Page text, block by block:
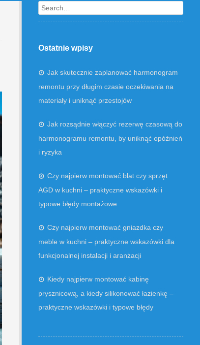
Search
Ostatnie wpisy
Jak skutecznie zaplanować harmonogram
remontu przy długim czasie oczekiwania na
materiały i uniknąć przestojów
Jak rozsądnie włączyć rezerwę czasową do
harmonogramu remontu, by uniknąć opóźnień
i ryzyka
Czy najpierw montować blat czy sprzęt
AGD w kuchni – praktyczne wskazówki i
typowe błędy montażowe
Czy najpierw montować gniazdka czy
meble w kuchni – praktyczne wskazówki dla
funkcjonalnej instalacji i aranżacji
Kiedy najpierw montować kabinę
prysznicową, a kiedy silikonować łazienkę –
praktyczne wskazówki i typowe błędy